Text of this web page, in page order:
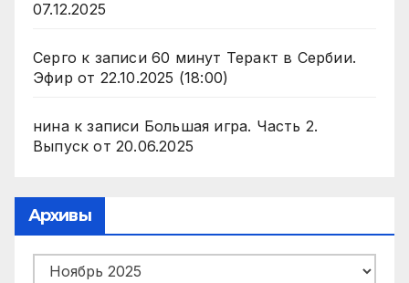
07.12.2025
Серго к записи 60 минут Теракт в Сербии.
Эфир от 22.10.2025 (18:00)
нинак записи Большая игра. Часть 2.
Выпуск от 20.06.2025
Архивы
Архивы